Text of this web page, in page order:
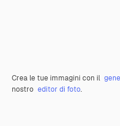
Crea le tue immagini con il
nostro editor di foto.